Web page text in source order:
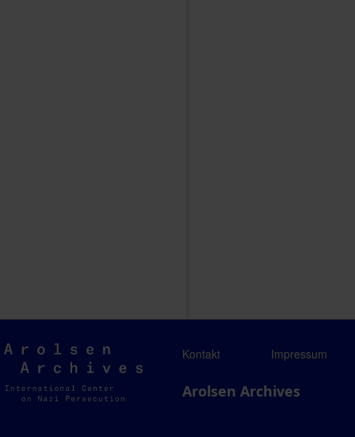
Arolsen
Archives
Kontakt Impressum
Arolsen Archives